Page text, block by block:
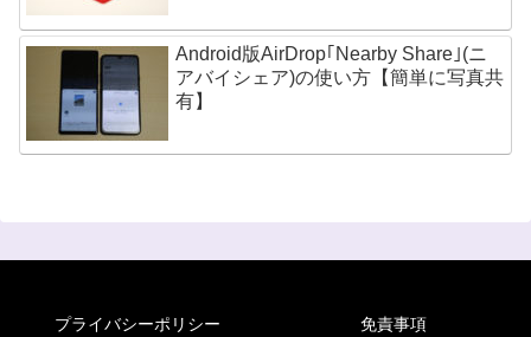
Android版AirDrop｢Nearby Share｣(ニ
アバイシェア)の使い方【簡単に写真共
有】
プライバシーポリシー 免責事項